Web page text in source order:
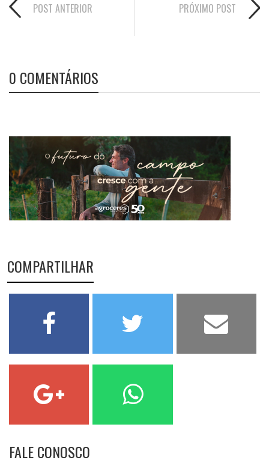
POST ANTERIOR PRÓXIMO POST
0 COMENTÁRIOS
COMPARTILHAR
FALE CONOSCO